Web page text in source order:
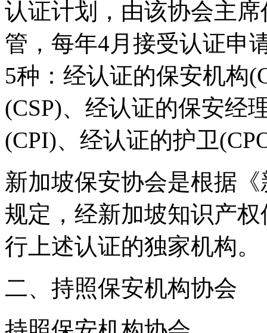
认证计划，由该协会主
管，每年4月接受认证申
5种：经认证的保安机构
(CSP)、经认证的保安经
(CPI)、经认证的护卫
新加坡保安协会是根据
规定，经新加坡知识产
行上述认证的独家机构。
二、持照保安机构协会